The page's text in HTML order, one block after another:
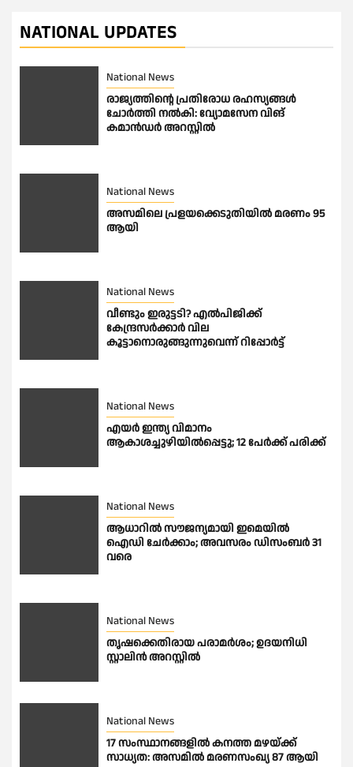
NATIONAL UPDATES
National News
രാജ്യത്തിൻ്റെ പ്രതിരോധ രഹസ്യങ്ങൾ
ചോർത്തി നൽകി: വ്യോമസേന വിങ്
കമാൻഡർ അറസ്റ്റിൽ
National News
അസമിലെ പ്രളയക്കെടുതിയില്‍ മരണം 95
ആയി
National News
വീണ്ടും ഇരുട്ടടി? എല്‍പിജിക്ക്
കേന്ദ്രസർക്കാർ വില
കൂട്ടാനൊരുങ്ങുന്നുവെന്ന് റിപ്പോർട്ട്
National News
എയർ ഇന്ത്യ വിമാനം
ആകാശച്ചുഴിയിൽപ്പെട്ടു; 12 പേർക്ക് പരിക്ക്
National News
ആധാറിൽ സൗജന്യമായി ഇമെയില്‍
ഐഡി ചേര്‍ക്കാം; അവസരം ഡിസംബര്‍ 31
വരെ
National News
തൃഷക്കെതിരായ പരാമർശം; ഉദയനിധി
സ്റ്റാലിൻ അറസ്റ്റിൽ
National News
17 സംസ്ഥാനങ്ങളിൽ കനത്ത മഴയ്ക്ക്
സാധ്യത: അസമിൽ മരണസംഖ്യ 87 ആയി